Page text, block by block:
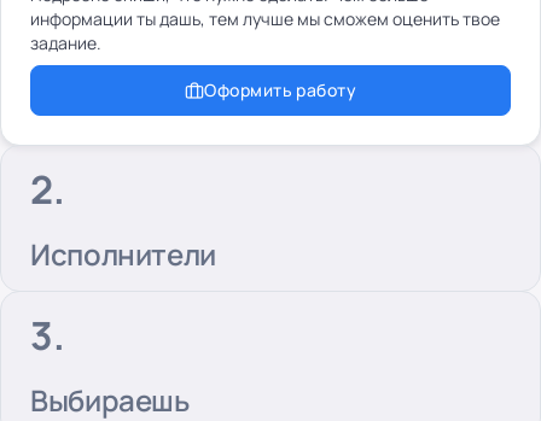
информации ты дашь, тем лучше мы сможем оценить твое
задание.
Оформить работу
Исполнители
Выбираешь